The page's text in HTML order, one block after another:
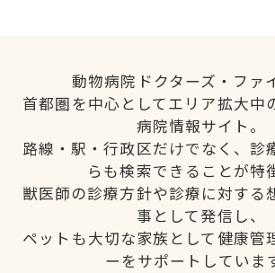
動物病院ドクターズ・ファ
首都圏を中心としてエリア拡大中
病院情報サイト。
路線・駅・行政区だけでなく、診
らも検索できることが特
獣医師の診療方針や診療に対する
事として発信し、
ペットも大切な家族として健康管
ーをサポートしていま